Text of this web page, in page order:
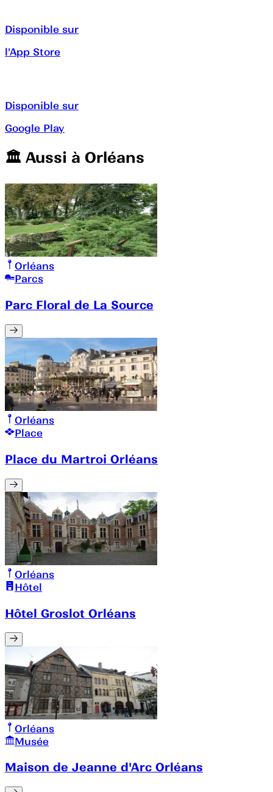
Disponible sur
l'App Store
Disponible sur
Google Play
🏛️️ Aussi à Orléans
Orléans
Parcs
Parc Floral de La Source
Orléans
Place
Place du Martroi Orléans
Orléans
Hôtel
Hôtel Groslot Orléans
Orléans
Musée
Maison de Jeanne d'Arc Orléans